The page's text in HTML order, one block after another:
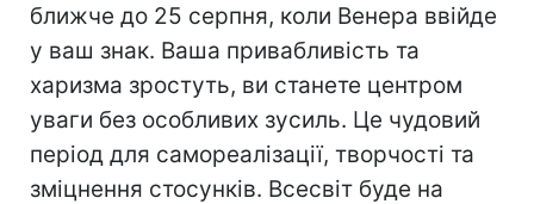
ближче до 25 серпня, коли Венера ввійде
у ваш знак. Ваша привабливість та
харизма зростуть, ви станете центром
уваги без особливих зусиль. Це чудовий
період для самореалізації, творчості та
зміцнення стосунків. Всесвіт буде на